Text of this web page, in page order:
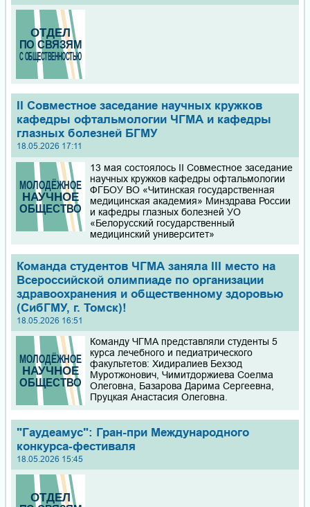
II Совместное заседание научных кружков
кафедры офтальмологии ЧГМА и кафедры
глазных болезней БГМУ
18.05.2026 17:11
13 мая состоялось II Совместное заседание
научных кружков кафедры офтальмологии
ФГБОУ ВО «Читинская государственная
медицинская академия» Минздрава России
и кафедры глазных болезней УО
«Белорусский государственный
медицинский университет»
Команда студентов ЧГМА заняла III место на
Всероссийской олимпиаде по организации
здравоохранения и общественному здоровью
(СибГМУ, г. Томск)!
18.05.2026 16:51
Команду ЧГМА представляли студенты 5
курса лечебного и педиатрического
факультетов: Хидиралиев Бехзод
Муротжонович, Чимитдоржиева Соелма
Олеговна, Базарова Дарима Сергеевна,
Пруцкая Анастасия Олеговна.
"Гаудеамус": Гран-при Международного
конкурса‑фестиваля
18.05.2026 15:45